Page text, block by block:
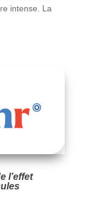
intense. La
l’effet